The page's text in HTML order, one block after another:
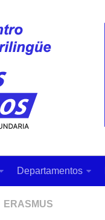
Departamentos
ERASMUS